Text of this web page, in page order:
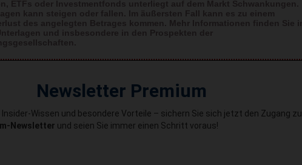
Newsletter Premium
Insider-Wissen und besondere Vorteile – sichern Sie sich jetzt den Zugang zu
Newsletter und seien Sie immer einen Schritt voraus!